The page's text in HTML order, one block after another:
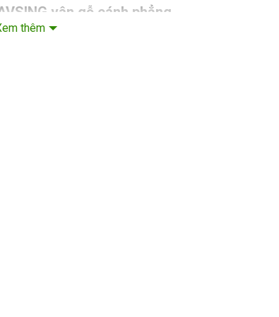
vân gỗ cánh phẳng
thêm